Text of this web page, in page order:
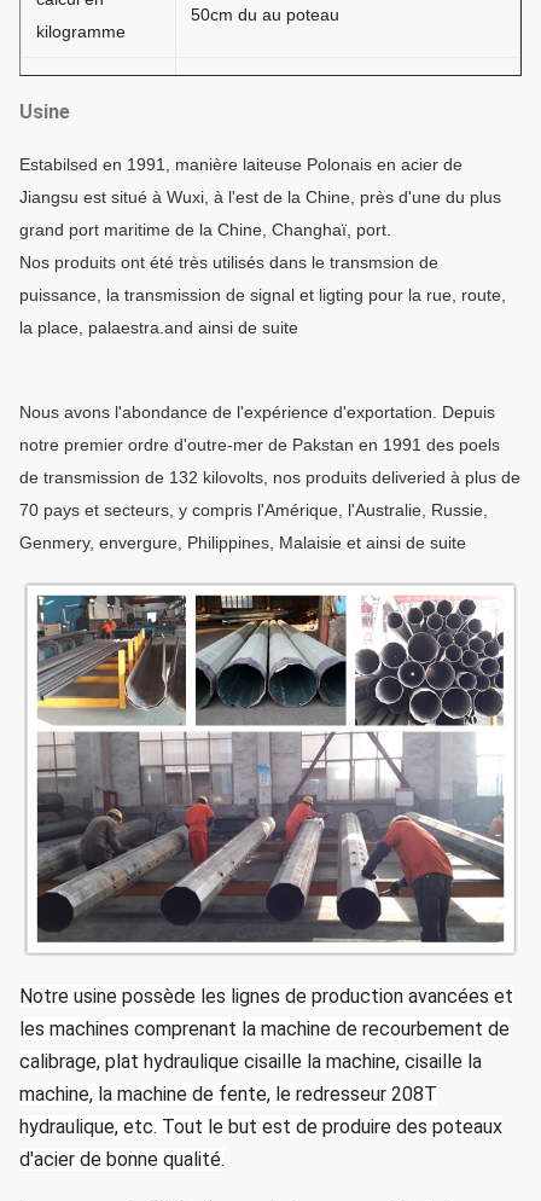
kilogramme
50cm du au poteau
matière première ou le →Dimension
(longitudinal) →Welding de
recourbement vérifient le →
Deburr→Galvanization de →Calibration
de perçage de →Hole de soudure de
→Flange ou saupoudrent le revêtement,
Épaisseur 1 millimètre à 30 millimètres
Soudure
La soudure est conforme à CSA et à
AWS, norme d'AWS D1.1.
correspondant après essai et inspection.
Galvanisation
Galvanisation d'immersion chaude selon
la norme chinoise GB/T 13912-2002
ou norme américaine ASTM A123.
Conception de
poteau
Nous pouvons concevoir gratuitement si
la quantité est nombreuse, client
devrions fournir le paramètre de
conception.
Usine
Estabilsed en 1991, manière laiteuse Polonais en acier de
Jiangsu est situé à Wuxi, à l'est de la Chine, près d'une du plus
grand port maritime de la Chine, Changhaï, port.
Nos produits ont été très utilisés dans le transmsion de
puissance, la transmission de signal et ligting pour la rue, route,
la place, palaestra.and ainsi de suite
Nous avons l'abondance de l'expérience d'exportation. Depuis
notre premier ordre d'outre-mer de Pakstan en 1991 des poels
de transmission de 132 kilovolts, nos produits deliveried à plus de
70 pays et secteurs, y compris l'Amérique, l'Australie, Russie,
Genmery, envergure, Philippines, Malaisie et ainsi de suite
Notre usine possède les lignes de production avancées et
les machines comprenant la machine de recourbement de
calibrage, plat hydraulique cisaille la machine, cisaille la
machine, la machine de fente, le redresseur 208T
hydraulique, etc. Tout le but est de produire des poteaux
d'acier de bonne qualité.